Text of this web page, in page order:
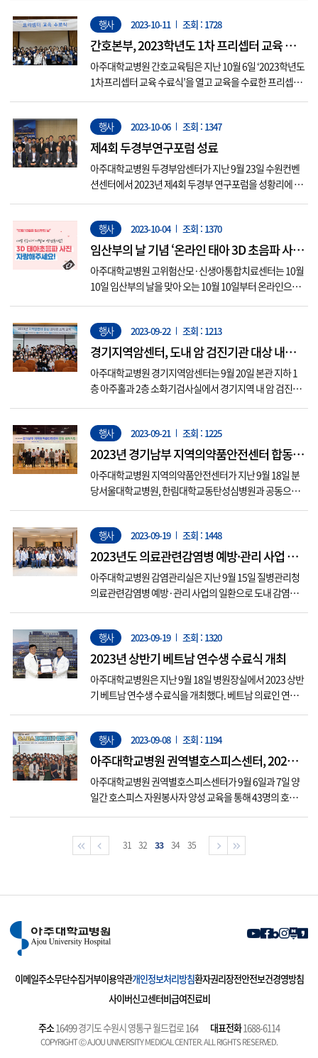
환자의 영양 관리(한지은 아주대병원 소화기내과 교수) △
간경변증 합병증 알아보기(조효정 아주대병원 소화기내과
교수) 강의가 진행됐다. 소...
행사 2023-10-11 조회 : 1728
간호본부, 2023학년도 1차 프리셉터 교육 수
료식 개최
아주대학교병원 간호교육팀은 지난 10월 6일 ‘2023학년도
1차프리셉터 교육 수료식’을 열고 교육을 수료한 프리셉터
록 지도하고, 신입 간호사의 역량을 최대한으로 발휘할 수
있도록 도와주는 숙련된 간호사를 뜻한다. 이들은 신입 간
행사 2023-10-06 조회 : 1347
제4회 두경부연구포럼 성료
아주대학교병원 두경부암센터가 지난 9월 23일 수원컨벤
션센터에서 2023년 제4회 두경부 연구포럼을 성황리에 개
두경부암 연구 △종양 이질성과 종양 미세환경 연구 △오
가노이드(장기유사체) 연구 △재생의학 연구 등을 주제로
행사 2023-10-04 조회 : 1370
임산부의 날 기념 ‘온라인 태아 3D 초음파 사진
전’ 개최
아주대학교병원 고위험산모·신생아통합치료센터는 10월
10일 임산부의 날을 맞아 오는 10월 10일부터 온라인으로
제공한 태아 초음파 사진을 게시할 예정이다. 사진 응모는 1
0월 5일 목요일까지 QR 코드를 통해접속,제출할 수 있으며
행사 2023-09-22 조회 : 1213
경기지역암센터, 도내 암 검진기관 대상 내시
경 소독교육 실시
아주대학교병원 경기지역암센터는 9월 20일 본관 지하 1
층 아주홀과 2층 소화기검사실에서 경기지역 내 암 검진기
진의 질 향상을 위하여 표준화된 소독 지침을 제공하고, 실
질적인 실습교육을 통해 검진의 안정성 증대와 실무자의 지
행사 2023-09-21 조회 : 1225
2023년 경기남부 지역의약품안전센터 합동
심포지엄 성료
아주대학교병원 지역의약품안전센터가 지난 9월 18일 분
당서울대학교병원, 한림대학교동탄성심병원과 공동으로
00여 명이 참석했으며 △마약류 안전관리(한국의약품안
전관리원 박주연) △약인성 간질환(아주대병원 소화기내
행사 2023-09-19 조회 : 1448
2023년도 의료관련감염병 예방·관리 사업 3
차 세미나 개최
아주대학교병원 감염관리실은 지난 9월 15일 질병관리청
의료관련감염병 예방·관리 사업의 일환으로 도내 감염관
병원, 경기도의료원 수원병원, 경기도의료원 안성병원, 평
택성모병원, 평택박애병원, 평택굿모닝병원, 안중백병원,
행사 2023-09-19 조회 : 1320
2023년 상반기 베트남 연수생 수료식 개최
아주대학교병원은 지난 9월 18일 병원장실에서 2023 상반
기 베트남 연수생 수료식을 개최했다. 베트남 의료인 연수
부터 진행하고 있는 사업으로, 아주대학교병원은 코로나1
9로 인해 잠정 중단했던 프로그램을 지난 2023년 3월부터
행사 2023-09-08 조회 : 1194
아주대학교병원 권역별호스피스센터, 2023년
하반기 호스피스 자원봉사자 양성 교육 실시
아주대학교병원 권역별호스피스센터가 9월 6일과 7일 양
일간 호스피스 자원봉사자 양성 교육을 통해 43명의 호스
대한 올바른 정보를 제공하고, 호스피스 자원봉사자의 지
지적 역할과 말기 환자의 돌봄에 대한 이해도를 높이기 위
31 32 33 34 35
이메일주소무단수집거부이용약관개인정보처리방침환자권리장전안전보건경영방침
사이버신고센터비급여진료비
주소16499 경기도 수원시 영통구 월드컵로 164 대표전화1688-6114
COPYRIGHT Ⓒ AJOU UNIVERSITY MEDICAL CENTER. ALL RIGHTS RESERVED.